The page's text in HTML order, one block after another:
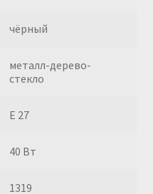
чёрный
металл-дерево-
стекло
E 27
40 Вт
1319